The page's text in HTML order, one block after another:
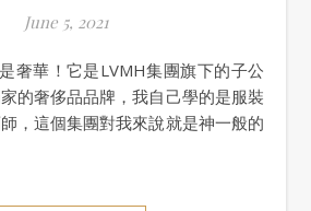
June 5, 2021
的奢侈品品牌，我自己學的是服裝
，這個集團對我來說就是神一般的